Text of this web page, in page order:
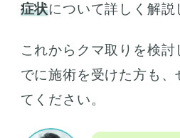
症状について詳しく解説
これからクマ取りを検
でに施術を受けた方も
てください。